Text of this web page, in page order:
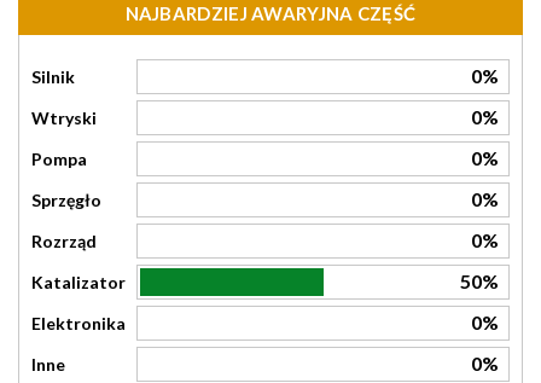
NAJBARDZIEJ AWARYJNA CZĘŚĆ
Silnik 0%
Wtryski 0%
Pompa 0%
Sprzęgło 0%
Rozrząd 0%
Katalizator 50%
Elektronika 0%
Inne 0%